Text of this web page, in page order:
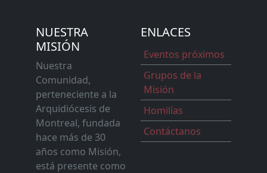
NUESTRA
MISIÓN
Nuestra
Comunidad,
perteneciente a la
Arquidiócesis de
Montreal, fundada
hace más de 30
años como Misión,
está presente como
ENLACES
Eventos próximos
Grupos de la
Misión
Homilías
Contáctanos